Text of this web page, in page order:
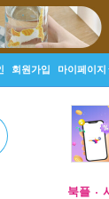
회원가입 마이페이지
북플